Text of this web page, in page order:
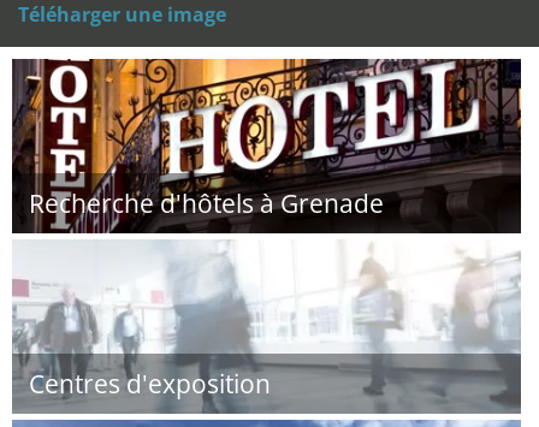
Téléharger une image
Recherche d'hôtels à Grenade
Centres d'exposition